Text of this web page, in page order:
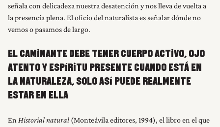
señala con delicadeza nuestra desatención y nos lleva de vuelta a
la presencia plena. El oficio del naturalista es señalar dónde no
vemos o pasamos de largo.
EL CAMINANTE DEBE TENER CUERPO ACTIVO, OJO
ATENTO Y ESPÍRITU PRESENTE CUANDO ESTÁ EN
LA NATURALEZA, SOLO ASÍ PUEDE REALMENTE
ESTAR EN ELLA
En Historial natural (Monteávila editores, 1994), el libro en el que